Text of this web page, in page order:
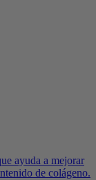
ayuda a mejorar
de colágeno.